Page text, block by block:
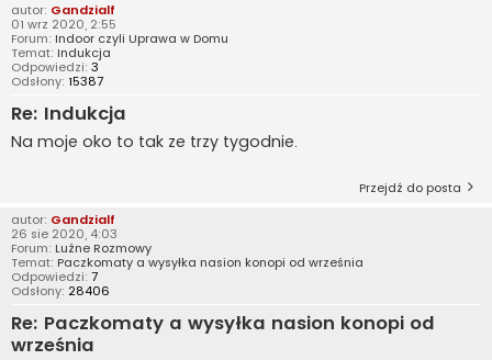
autor: Gandzialf
01 wrz 2020, 2:55
Forum: Indoor czyli Uprawa w Domu
Temat: Indukcja
Odpowiedzi: 3
Odsłony: 15387
Re: Indukcja
Na moje oko to tak ze trzy tygodnie.
Przejdź do posta
autor: Gandzialf
26 sie 2020, 4:03
Forum: Luźne Rozmowy
Temat: Paczkomaty a wysyłka nasion konopi od września
Odpowiedzi: 7
Odsłony: 28406
Re: Paczkomaty a wysyłka nasion konopi od
września